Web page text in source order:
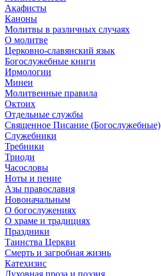
Акафисты
Каноны
Молитвы в различных случаях
О молитве
Церковно-славянский язык
Богослужебные книги
Ирмологии
Минеи
Молитвенные правила
Октоих
Отдельные службы
Священное Писание (Богослужебные)
Служебники
Требники
Триоди
Часословы
Ноты и пение
Азы православия
Новоначальным
О богослужениях
О храме и традициях
Праздники
Таинства Церкви
Смерть и загробная жизнь
Катехизис
Духовная проза и поэзия